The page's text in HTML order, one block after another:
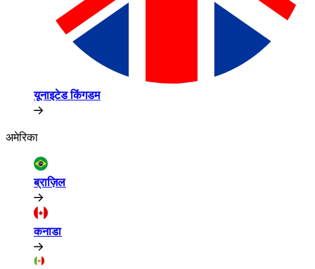
यूनाइटेड किंगडम​​
अमेरिका​​
ब्राज़िल​​
कनाडा​​